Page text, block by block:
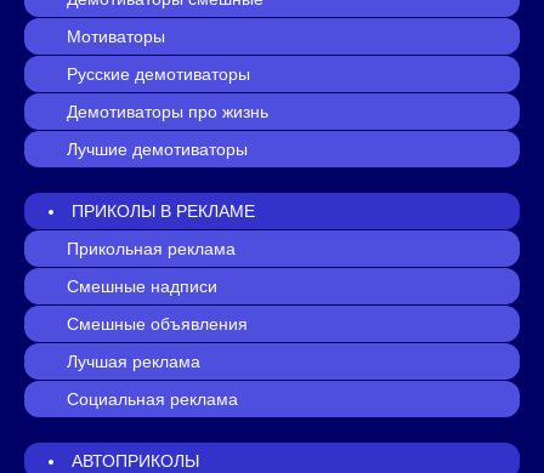
Мотиваторы
Русские демотиваторы
Демотиваторы про жизнь
Лучшие демотиваторы
ПРИКОЛЫ В РЕКЛАМЕ
Прикольная реклама
Смешные надписи
Смешные объявления
Лучшая реклама
Социальная реклама
АВТОПРИКОЛЫ